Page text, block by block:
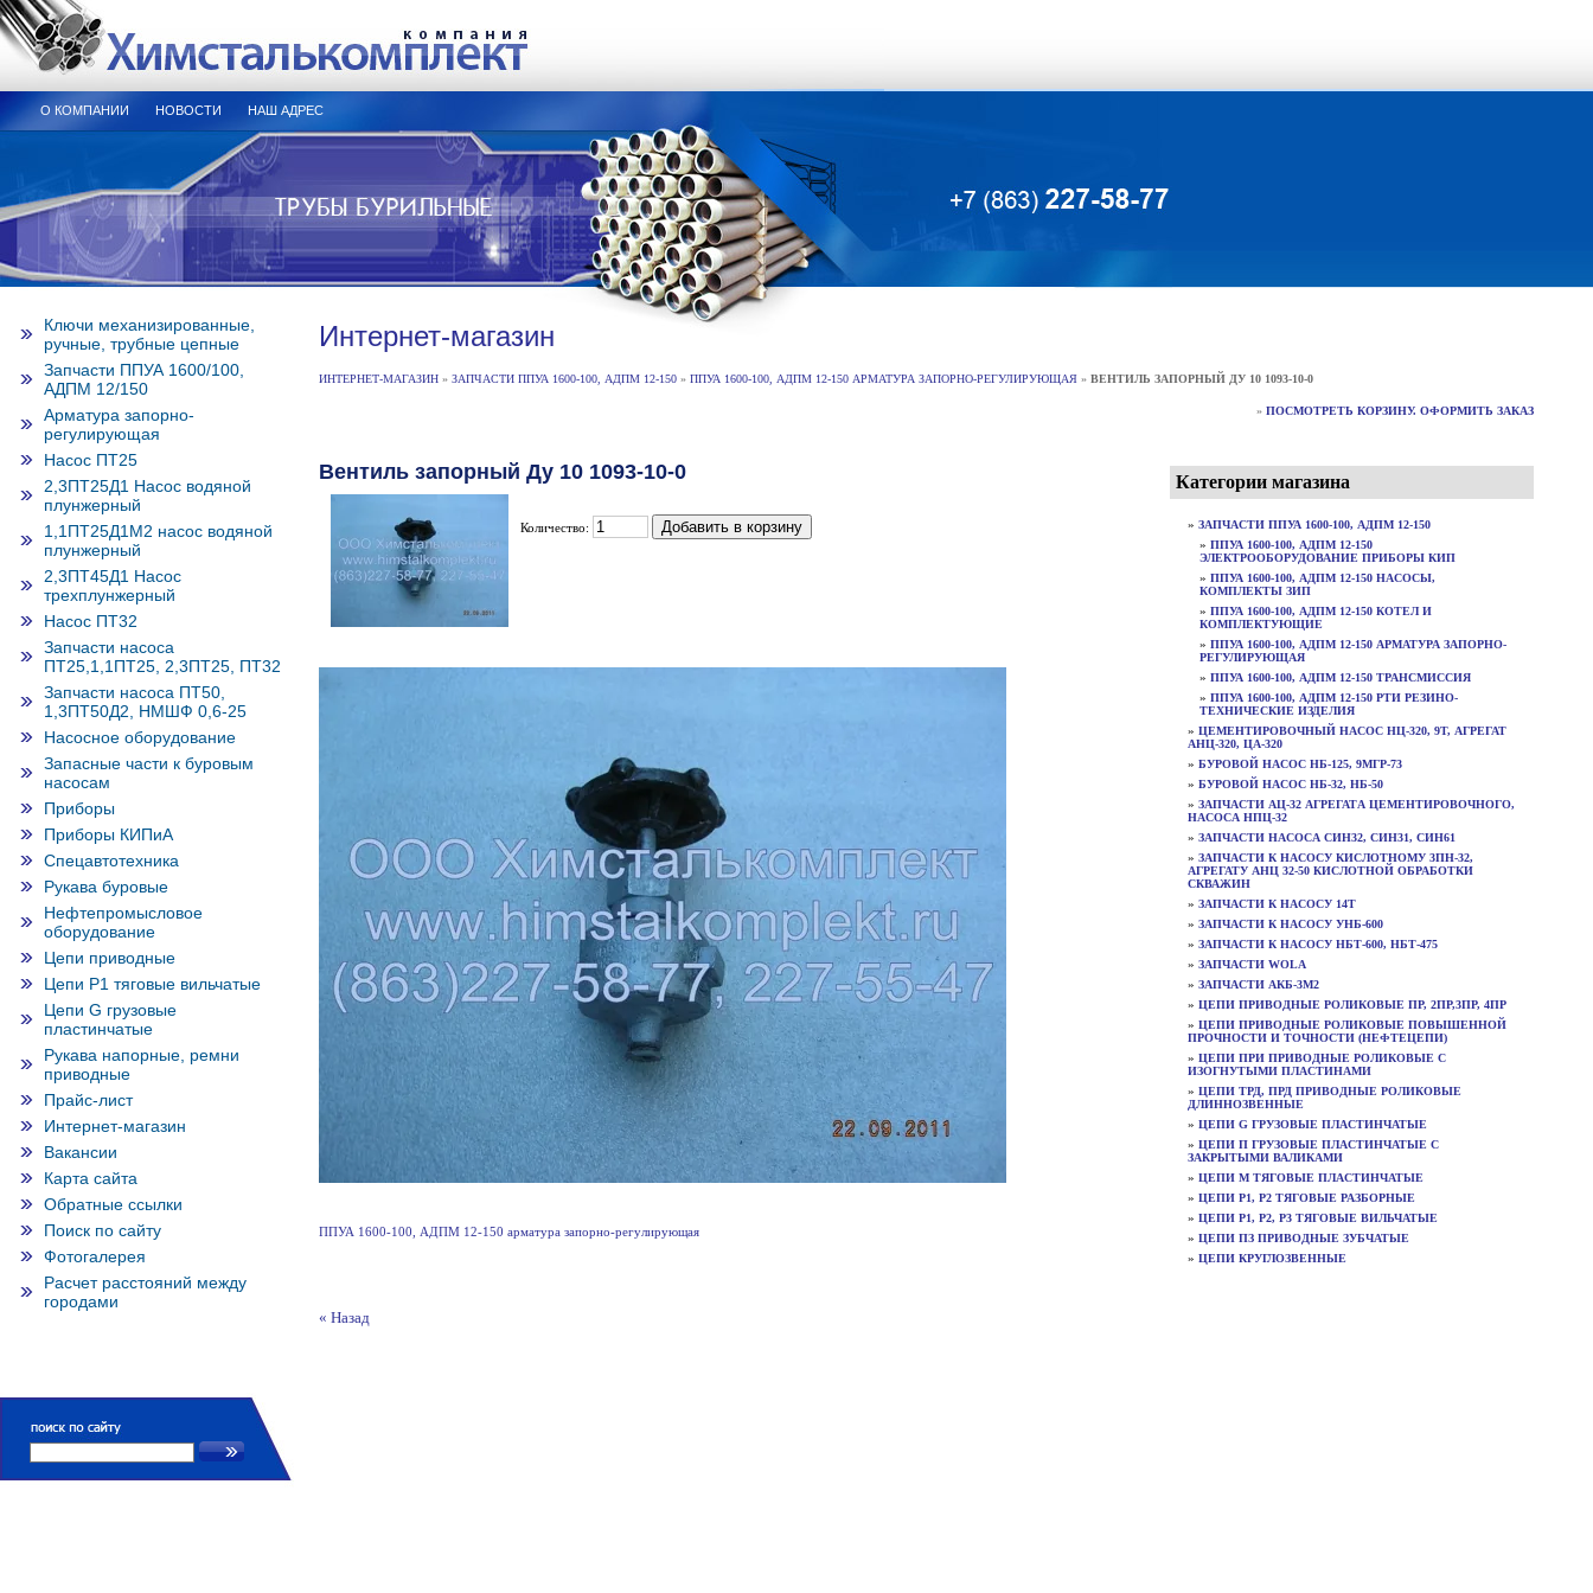
О КОМПАНИИ НОВОСТИ НАШ АДРЕС
Ключи механизированные,
ручные, трубные цепные
Запчасти ППУА 1600/100,
АДПМ 12/150
Арматура запорно-
регулирующая
Насос ПТ25
2,3ПТ25Д1 Насос водяной
плунжерный
1,1ПТ25Д1М2 насос водяной
плунжерный
2,3ПТ45Д1 Насос
трехплунжерный
Насос ПТ32
Запчасти насоса
ПТ25,1,1ПТ25, 2,3ПТ25, ПТ32
Запчасти насоса ПТ50,
1,3ПТ50Д2, НМШФ 0,6-25
Насосное оборудование
Запасные части к буровым
насосам
Приборы
Приборы КИПиА
Спецавтотехника
Рукава буровые
Нефтепромысловое
оборудование
Цепи приводные
Цепи Р1 тяговые вильчатые
Цепи G грузовые
пластинчатые
Рукава напорные, ремни
приводные
Прайс-лист
Интернет-магазин
Вакансии
Карта сайта
Обратные ссылки
Поиск по сайту
Фотогалерея
Расчет расстояний между
городами
Интернет-магазин
ИНТЕРНЕТ-МАГАЗИН » ЗАПЧАСТИ ППУА 1600-100, АДПМ 12-150 » ППУА 1600-100, АДПМ 12-150 АРМАТУРА ЗАПОРНО-РЕГУЛИРУЮЩАЯ » ВЕНТИЛЬ ЗАПОРНЫЙ ДУ 10 1093-10-0
» ПОСМОТРЕТЬ КОРЗИНУ. ОФОРМИТЬ ЗАКАЗ
Вентиль запорный Ду 10 1093-10-0
Количество:
ППУА 1600-100, АДПМ 12-150 арматура запорно-регулирующая
Категории магазина
» ЗАПЧАСТИ ППУА 1600-100, АДПМ 12-150
» ППУА 1600-100, АДПМ 12-150
ЭЛЕКТРООБОРУДОВАНИЕ ПРИБОРЫ КИП
» ППУА 1600-100, АДПМ 12-150 НАСОСЫ,
КОМПЛЕКТЫ ЗИП
» ППУА 1600-100, АДПМ 12-150 КОТЕЛ И
КОМПЛЕКТУЮЩИЕ
» ППУА 1600-100, АДПМ 12-150 АРМАТУРА ЗАПОРНО-
РЕГУЛИРУЮЩАЯ
» ППУА 1600-100, АДПМ 12-150 ТРАНСМИССИЯ
» ППУА 1600-100, АДПМ 12-150 РТИ РЕЗИНО-
ТЕХНИЧЕСКИЕ ИЗДЕЛИЯ
» ЦЕМЕНТИРОВОЧНЫЙ НАСОС НЦ-320, 9Т, АГРЕГАТ
АНЦ-320, ЦА-320
» БУРОВОЙ НАСОС НБ-125, 9МГР-73
» БУРОВОЙ НАСОС НБ-32, НБ-50
» ЗАПЧАСТИ АЦ-32 АГРЕГАТА ЦЕМЕНТИРОВОЧНОГО,
НАСОСА НПЦ-32
» ЗАПЧАСТИ НАСОСА СИН32, СИН31, СИН61
» ЗАПЧАСТИ К НАСОСУ КИСЛОТНОМУ 3ПН-32,
АГРЕГАТУ АНЦ 32-50 КИСЛОТНОЙ ОБРАБОТКИ
СКВАЖИН
» ЗАПЧАСТИ К НАСОСУ 14Т
» ЗАПЧАСТИ К НАСОСУ УНБ-600
» ЗАПЧАСТИ К НАСОСУ НБТ-600, НБТ-475
» ЗАПЧАСТИ WOLA
» ЗАПЧАСТИ АКБ-3М2
» ЦЕПИ ПРИВОДНЫЕ РОЛИКОВЫЕ ПР, 2ПР,3ПР, 4ПР
» ЦЕПИ ПРИВОДНЫЕ РОЛИКОВЫЕ ПОВЫШЕННОЙ
ПРОЧНОСТИ И ТОЧНОСТИ (НЕФТЕЦЕПИ)
» ЦЕПИ ПРИ ПРИВОДНЫЕ РОЛИКОВЫЕ С
ИЗОГНУТЫМИ ПЛАСТИНАМИ
» ЦЕПИ ТРД, ПРД ПРИВОДНЫЕ РОЛИКОВЫЕ
ДЛИННОЗВЕННЫЕ
» ЦЕПИ G ГРУЗОВЫЕ ПЛАСТИНЧАТЫЕ
» ЦЕПИ П ГРУЗОВЫЕ ПЛАСТИНЧАТЫЕ С
ЗАКРЫТЫМИ ВАЛИКАМИ
» ЦЕПИ М ТЯГОВЫЕ ПЛАСТИНЧАТЫЕ
» ЦЕПИ Р1, Р2 ТЯГОВЫЕ РАЗБОРНЫЕ
» ЦЕПИ Р1, Р2, Р3 ТЯГОВЫЕ ВИЛЬЧАТЫЕ
» ЦЕПИ ПЗ ПРИВОДНЫЕ ЗУБЧАТЫЕ
» ЦЕПИ КРУГЛОЗВЕННЫЕ
« Назад